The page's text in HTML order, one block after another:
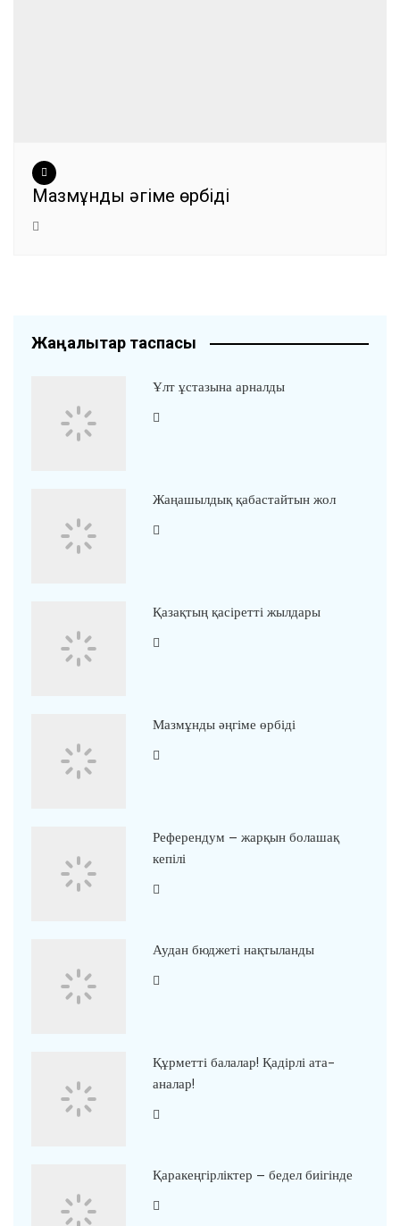
Мазмұнды әңгіме өрбіді
Жаңалықтар таспасы
Ұлт ұстазына арналды
Жаңашылдық қабастайтын жол
Қазақтың қасіретті жылдары
Мазмұнды әңгіме өрбіді
Референдум – жарқын болашақ
кепілі
Аудан бюджеті нақтыланды
Құрметті балалар! Қадірлі ата-
аналар!
Қаракеңгірліктер – бедел биігінде